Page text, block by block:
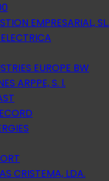
EMPRESARIAL, SL.
EUROPE BW
ARPPE, S. l.
CRISTEMA, LDA.